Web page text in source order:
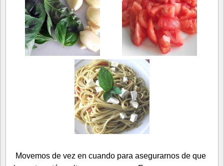
Movemos de vez en cuando para asegurarnos de que